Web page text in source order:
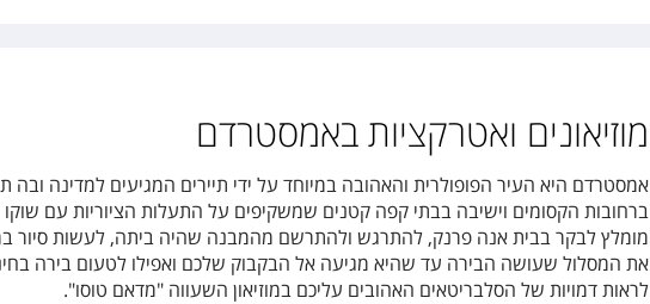
מוזיאונים ואטרקציות באמסטרדם
אמסטרדם היא העיר הפופולרית והאהובה במיוחד על ידי תיירים המגיעים למדינה ובה
ברחובות הקסומים וישיבה בבתי קפה קטנים שמשקיפים על התעלות הציוריות עם
מומלץ לבקר בבית אנה פרנק, להתרגש ולהתרשם מהמבנה שהיה ביתה, לעשות סיור
את המסלול שעושה הבירה עד שהיא מגיעה אל הבקבוק שלכם ואפילו לטעום בירה
לראות דמויות של הסלבריטאים האהובים עליכם במוזיאון השעווה "מדאם טוסו".